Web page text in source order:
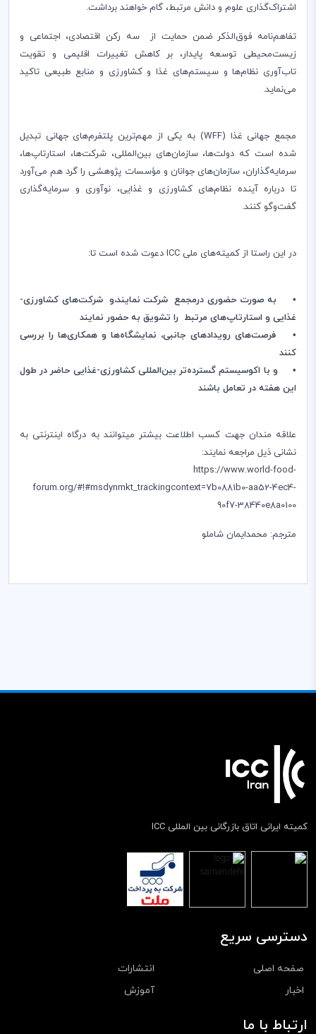
اشتراک‌گذاری علوم و دانش مرتبط، گام خواهند برداشت.
تفاهم‌نامه فوق‌الذکر ضمن حمایت از سه رکن اقتصادی، اجتماعی و
زیست‌محیطی توسعه پایدار، بر کاهش تغییرات اقلیمی و تقویت
تاب‌آوری نظام‌ها و سیستم‌های غذا و کشاورزی و منابع طبیعی تاکید
می‌نماید.
مجمع جهانی غذا (WFF) به یکی از مهم‌ترین پلتفرم‌های جهانی تبدیل
شده است که دولت‌ها، سازمان‌های بین‌المللی، شرکت‌ها، استارتاپ‌ها،
سرمایه‌گذاران، سازمان‌های جوانان و مؤسسات پژوهشی را گرد هم می‌آورد
تا درباره آینده نظام‌های کشاورزی و غذایی، نوآوری و سرمایه‌گذاری
گفت‌وگو کنند.
در این راستا از کمیته‌های ملی ICC دعوت شده است تا:
• به صورت حضوری درمجمع شرکت نمایند،و شرکت‌های کشاورزی-
غذایی و استارتاپ‌های مرتبط را تشویق به حضور نمایند
• فرصت‌های رویدادهای جانبی، نمایشگاه‌ها و همکاری‌ها را بررسی
کنند
• و با اکوسیستم گسترده‌تر بین‌المللی کشاورزی-غذایی حاضر در طول
این هفته در تعامل باشند
علاقه مندان جهت کسب اطلاعت بیشتر میتوانند به درگاه اینترنتی به
نشانی ذیل مراجعه نمایند:
https://www.world-food-
forum.org/#!#msdynmkt_trackingcontext=7b0881b0-aa52-4ec4-
90f7-38440e8a0100
مترجم: محمدایمان شاملو
کمیته ایرانی اتاق بازرگانی بین المللی ICC
دسترسی سریع
صفحه اصلی
انتشارات
اخبار
آموزش
ارتباط با ما